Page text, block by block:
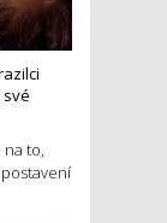
své
to,